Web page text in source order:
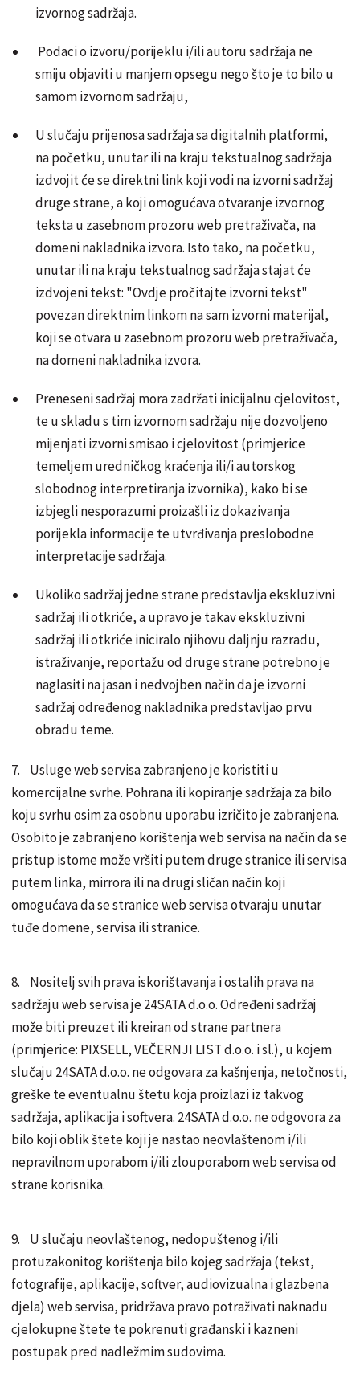
izvornog sadržaja.
Podaci o izvoru/porijeklu i/ili autoru sadržaja ne
smiju objaviti u manjem opsegu nego što je to bilo u
samom izvornom sadržaju,
U slučaju prijenosa sadržaja sa digitalnih platformi,
na početku, unutar ili na kraju tekstualnog sadržaja
izdvojit će se direktni link koji vodi na izvorni sadržaj
druge strane, a koji omogućava otvaranje izvornog
teksta u zasebnom prozoru web pretraživača, na
domeni nakladnika izvora. Isto tako, na početku,
unutar ili na kraju tekstualnog sadržaja stajat će
izdvojeni tekst: "Ovdje pročitajte izvorni tekst"
povezan direktnim linkom na sam izvorni materijal,
koji se otvara u zasebnom prozoru web pretraživača,
na domeni nakladnika izvora.
Preneseni sadržaj mora zadržati inicijalnu cjelovitost,
te u skladu s tim izvornom sadržaju nije dozvoljeno
mijenjati izvorni smisao i cjelovitost (primjerice
temeljem uredničkog kraćenja ili/i autorskog
slobodnog interpretiranja izvornika), kako bi se
izbjegli nesporazumi proizašli iz dokazivanja
porijekla informacije te utvrđivanja preslobodne
interpretacije sadržaja.
Ukoliko sadržaj jedne strane predstavlja ekskluzivni
sadržaj ili otkriće, a upravo je takav ekskluzivni
sadržaj ili otkriće iniciralo njihovu daljnju razradu,
istraživanje, reportažu od druge strane potrebno je
naglasiti na jasan i nedvojben način da je izvorni
sadržaj određenog nakladnika predstavljao prvu
obradu teme.
7. Usluge web servisa zabranjeno je koristiti u
komercijalne svrhe. Pohrana ili kopiranje sadržaja za bilo
koju svrhu osim za osobnu uporabu izričito je zabranjena.
Osobito je zabranjeno korištenja web servisa na način da se
pristup istome može vršiti putem druge stranice ili servisa
putem linka, mirrora ili na drugi sličan način koji
omogućava da se stranice web servisa otvaraju unutar
tuđe domene, servisa ili stranice.
8. Nositelj svih prava iskorištavanja i ostalih prava na
sadržaju web servisa je 24SATA d.o.o. Određeni sadržaj
može biti preuzet ili kreiran od strane partnera
(primjerice: PIXSELL, VEČERNJI LIST d.o.o. i sl.), u kojem
slučaju 24SATA d.o.o. ne odgovara za kašnjenja, netočnosti,
greške te eventualnu štetu koja proizlazi iz takvog
sadržaja, aplikacija i softvera. 24SATA d.o.o. ne odgovora za
bilo koji oblik štete koji je nastao neovlaštenom i/ili
nepravilnom uporabom i/ili zlouporabom web servisa od
strane korisnika.
9. U slučaju neovlaštenog, nedopuštenog i/ili
protuzakonitog korištenja bilo kojeg sadržaja (tekst,
fotografije, aplikacije, softver, audiovizualna i glazbena
djela) web servisa, pridržava pravo potraživati naknadu
cjelokupne štete te pokrenuti građanski i kazneni
postupak pred nadležmim sudovima.